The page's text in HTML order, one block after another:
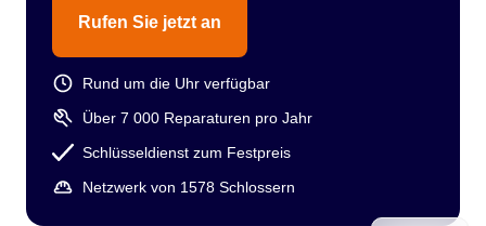
Rufen Sie jetzt an
Rund um die Uhr verfügbar
Über 7 000 Reparaturen pro Jahr
Schlüsseldienst zum Festpreis
Netzwerk von 1578 Schlossern